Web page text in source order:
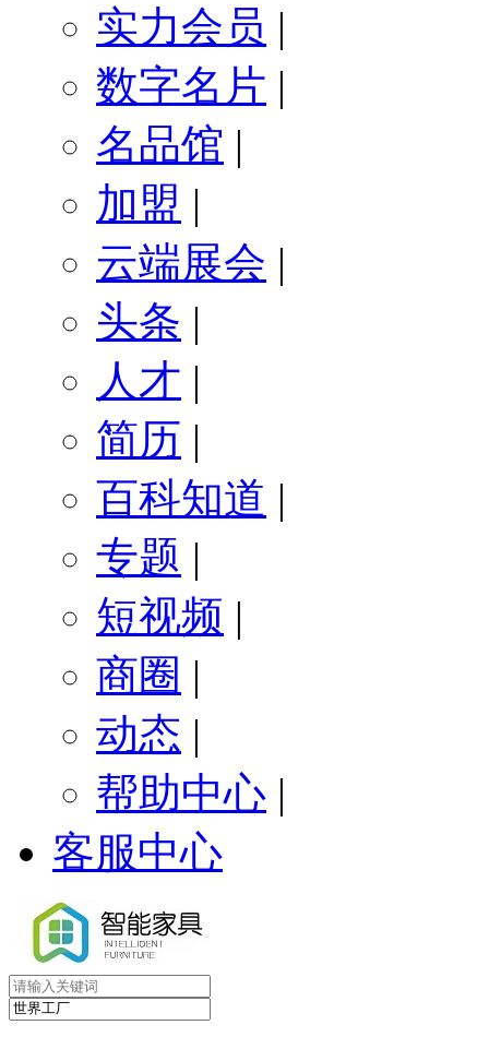
实力会员 |
数字名片 |
名品馆 |
加盟 |
云端展会 |
头条 |
人才 |
简历 |
百科知道 |
专题 |
短视频 |
商圈 |
动态 |
帮助中心 |
客服中心